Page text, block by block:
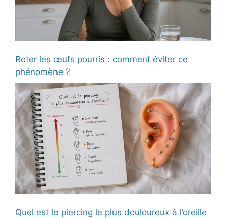
Roter les œufs pourris : comment éviter ce
phénomène ?
Quel est le piercing le plus douloureux à l’oreille